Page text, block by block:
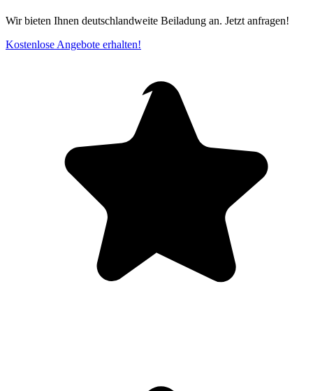
Wir bieten Ihnen deutschlandweite Beiladung an. Jetzt anfragen!
Kostenlose Angebote erhalten!